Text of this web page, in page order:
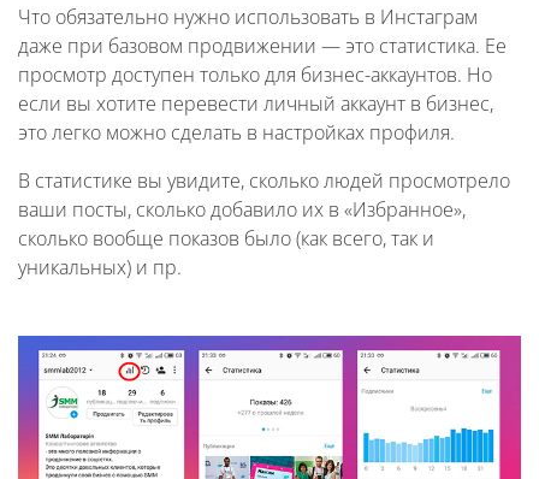
Что обязательно нужно использовать в Инстаграм
даже при базовом продвижении — это статистика. Ее
просмотр доступен только для бизнес-аккаунтов. Но
если вы хотите перевести личный аккаунт в бизнес,
это легко можно сделать в настройках профиля.
В статистике вы увидите, сколько людей просмотрело
ваши посты, сколько добавило их в «Избранное»,
сколько вообще показов было (как всего, так и
уникальных) и пр.